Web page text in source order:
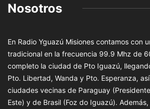
Nosotros
En Radio Yguazú Misiones contamos con
tradicional en la frecuencia 99.9 Mhz de
completo la ciudad de Pto Iguazú,
Pto. Libertad, Wanda y Pto. Esperanza,
ciudades vecinas de Paraguay
Este) y de Brasil (Foz do Iguazú).